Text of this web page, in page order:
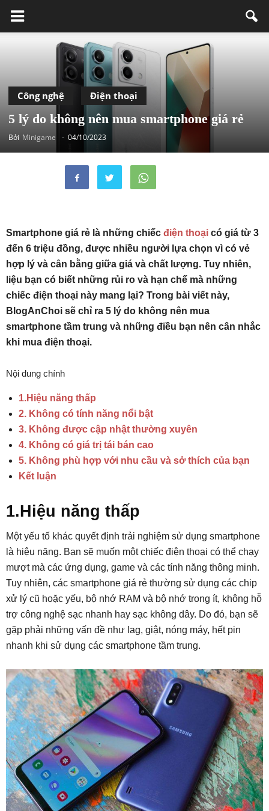
Công nghệ Điện thoại
5 lý do không nên mua smartphone giá rẻ
Bởi Minigame - 04/10/2023
Smartphone giá rẻ là những chiếc điện thoại có giá từ 3
đến 6 triệu đồng, được nhiều người lựa chọn vì có vẻ
hợp lý và cân bằng giữa giá và chất lượng. Tuy nhiên,
liệu bạn có biết những rủi ro và hạn chế mà những
chiếc điện thoại này mang lại? Trong bài viết này,
BlogAnChoi sẽ chỉ ra 5 lý do không nên mua
smartphone tầm trung và những điều bạn nên cân nhắc
khi mua điện thoại.
Nội dung chính
1.Hiệu năng thấp
2. Không có tính năng nổi bật
3. Không được cập nhật thường xuyên
4. Không có giá trị tái bán cao
5. Không phù hợp với nhu cầu và sở thích của bạn
Kết luận
1.Hiệu năng thấp
Một yếu tố khác quyết định trải nghiệm sử dụng smartphone
là hiệu năng. Bạn sẽ muốn một chiếc điện thoại có thể chạy
mượt mà các ứng dụng, game và các tính năng thông minh.
Tuy nhiên, các smartphone giá rẻ thường sử dụng các chip
xử lý cũ hoặc yếu, bộ nhớ RAM và bộ nhớ trong ít, không hỗ
trợ công nghệ sạc nhanh hay sạc không dây. Do đó, bạn sẽ
gặp phải những vấn đề như lag, giật, nóng máy, hết pin
nhanh khi sử dụng các smartphone tầm trung.